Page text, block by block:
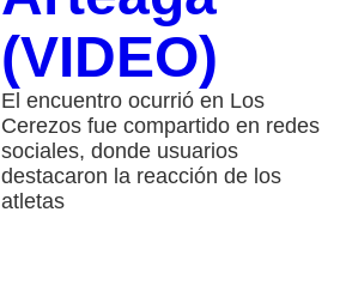
(VIDEO)
El encuentro ocurrió en Los
Cerezos fue compartido en redes
sociales, donde usuarios
destacaron la reacción de los
atletas